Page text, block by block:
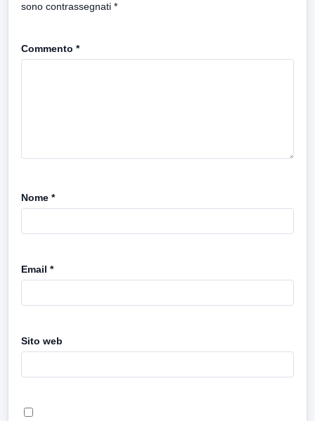
sono contrassegnati *
Commento *
Nome *
Email *
Sito web